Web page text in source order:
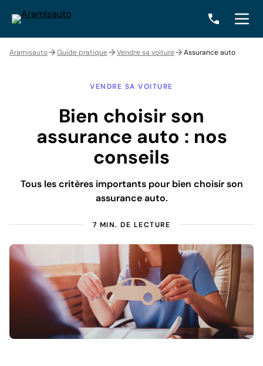
Aramisauto Guide pratique Vendre sa voiture Assurance auto
VENDRE SA VOITURE
Bien choisir son
assurance auto : nos
conseils
Tous les critères importants pour bien choisir son
assurance auto.
7 MIN. DE LECTURE